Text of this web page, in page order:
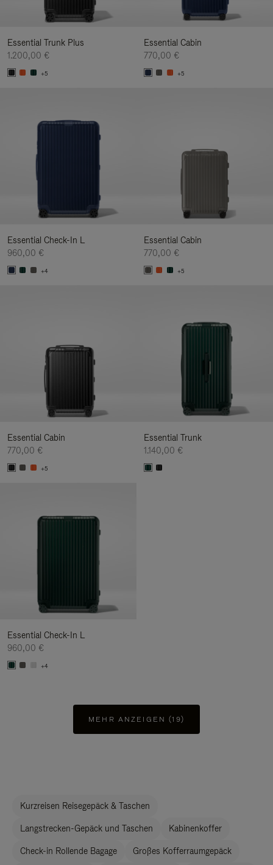
Essential Trunk Plus
1.200,00 €
+5
Essential Cabin
770,00 €
+5
Essential Check-In L
960,00 €
+4
Essential Cabin
770,00 €
+5
Essential Cabin
770,00 €
+5
Essential Trunk
1.140,00 €
Essential Check-In L
960,00 €
+4
MEHR ANZEIGEN (19)
Kurzreisen Reisegepäck & Taschen
Langstrecken-Gepäck und Taschen Kabinenkoffer
Check-in Rollende Bagage Großes Kofferraumgepäck